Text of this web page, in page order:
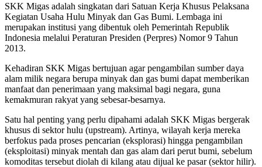
SKK Migas adalah singkatan dari Satuan Kerja Khusus Pelaksana
Kegiatan Usaha Hulu Minyak dan Gas Bumi. Lembaga ini
merupakan institusi yang dibentuk oleh Pemerintah Republik
Indonesia melalui Peraturan Presiden (Perpres) Nomor 9 Tahun
2013.
Kehadiran SKK Migas bertujuan agar pengambilan sumber daya
alam milik negara berupa minyak dan gas bumi dapat memberikan
manfaat dan penerimaan yang maksimal bagi negara, guna
kemakmuran rakyat yang sebesar-besarnya.
Satu hal penting yang perlu dipahami adalah SKK Migas bergerak
khusus di sektor hulu (upstream). Artinya, wilayah kerja mereka
berfokus pada proses pencarian (eksplorasi) hingga pengambilan
(eksploitasi) minyak mentah dan gas alam dari perut bumi, sebelum
komoditas tersebut diolah di kilang atau dijual ke pasar (sektor hilir).